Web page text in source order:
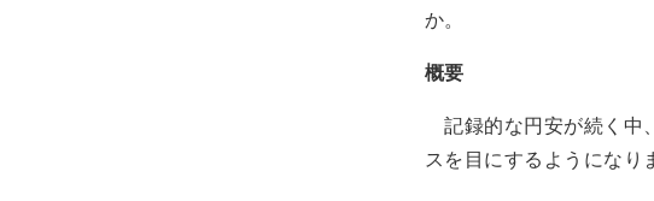
か。
概要
記録的な円安が続く中
スを目にするようになり